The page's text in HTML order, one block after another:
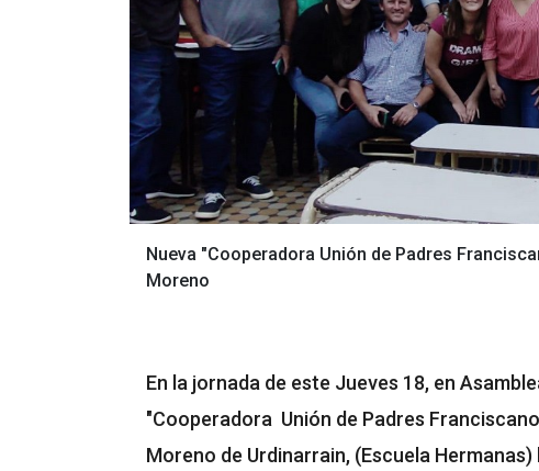
Nueva "Cooperadora Unión de Padres
Moreno
En la jornada de este Jueves 18, en
"Cooperadora Unión de Padres
Moreno de Urdinarrain, (Escuela